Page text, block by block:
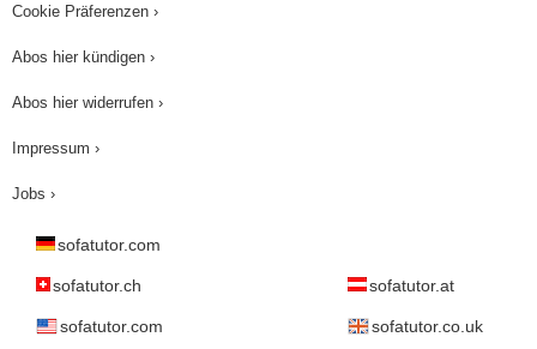
Cookie Präferenzen ›
Abos hier kündigen ›
Abos hier widerrufen ›
Impressum ›
Jobs ›
sofatutor.com
sofatutor.ch sofatutor.at
sofatutor.com sofatutor.co.uk